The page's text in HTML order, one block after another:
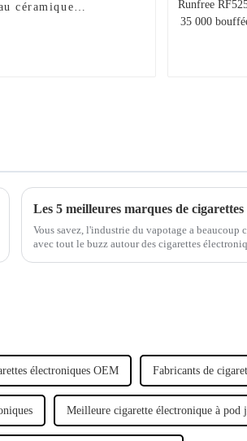
céramique
Vous savez, l'industrie du vapotage a beaucoup
avec tout le buzz autour des cigarettes
électroniques OEM Fabricants de
Meilleure cigarette électronique à pod